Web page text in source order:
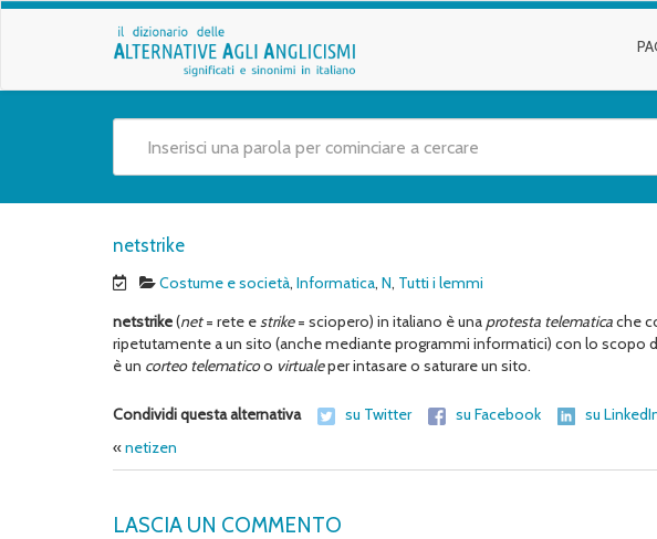
netstrike
Costume e società, Informatica, N, Tutti i lemmi
netstrike(net= rete estrike= sciopero) in italiano è una protesta telematicache
ripetutamente a un sito (anche mediante programmi informatici) con lo scopo
è un corteo telematicoo virtualeper intasare o saturare un sito.
Condividi questa alternativa su Twitter su Facebook
su
«netizen
LASCIA UN COMMENTO